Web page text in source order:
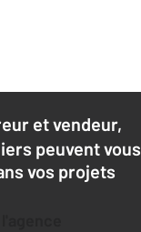
et vendeur,
peuvent vous
vos projets